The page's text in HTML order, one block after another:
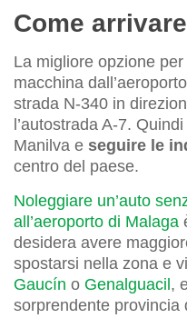
Come
La migliore opzione
macchina
strada N-340 in
l’autostrada A-7.
Manilva e seguire le
centro del paese.
Noleggiare un’auto
all’aeroporto di Malaga
desidera avere
spostarsi nella zona e
Gaucín o Genalguacil,
sorprendente provincia